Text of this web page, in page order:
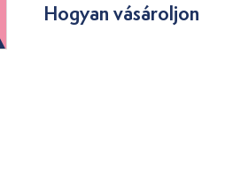
Hogyan vásároljon